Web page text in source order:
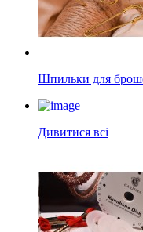
Шпильки для
Дивитися всі